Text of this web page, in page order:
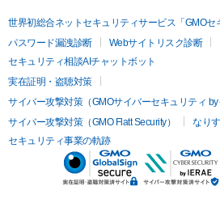
世界初総合ネットセキュリティサービス「GMOセ
パスワード漏洩診断
Webサイトリスク診断
セキュリティ相談AIチャットボット
実在証明・盗聴対策
サイバー攻撃対策（GMOサイバーセキュリティ by
サイバー攻撃対策（GMO Flatt Security）
なり
セキュリティ事業の軌跡